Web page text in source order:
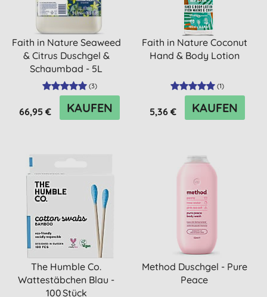
Faith in Nature Seaweed
& Citrus Duschgel &
Schaumbad - 5L
(3)
66,95 € KAUFEN
Faith in Nature Coconut
Hand & Body Lotion
(1)
5,36 € KAUFEN
The Humble Co.
Wattestäbchen Blau -
100 Stück
Method Duschgel - Pure
Peace